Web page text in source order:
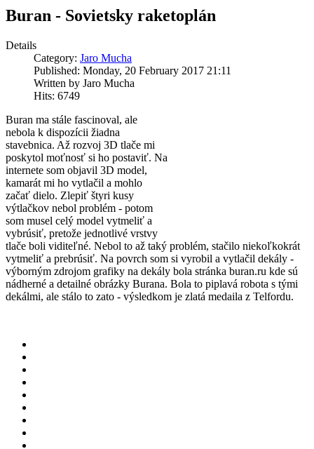
Buran - Sovietsky raketoplán
Details
Category: Jaro Mucha
Published: Monday, 20 February 2017 21:11
Written by Jaro Mucha
Hits: 6749
Buran ma stále fascinoval, ale
nebola k dispozícii žiadna
stavebnica. Až rozvoj 3D tlače mi
poskytol moťnosť si ho postaviť. Na
internete som objavil 3D model,
kamarát mi ho vytlačil a mohlo
začať dielo. Zlepiť štyri kusy
výtlačkov nebol problém - potom
som musel celý model vytmeliť a
vybrúsiť, pretože jednotlivé vrstvy
tlače boli viditeľné. Nebol to až taký problém, stačilo niekoľkokrát
vytmeliť a prebrúsiť. Na povrch som si vyrobil a vytlačil dekály -
výborným zdrojom grafiky na dekály bola stránka buran.ru kde sú
nádherné a detailné obrázky Burana. Bola to piplavá robota s tými
dekálmi, ale stálo to zato - výsledkom je zlatá medaila z Telfordu.